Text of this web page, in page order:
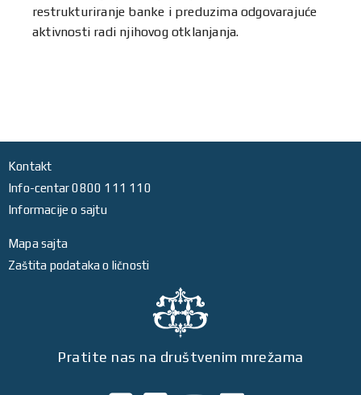
restrukturiranje banke i preduzima odgovarajuće
aktivnosti radi njihovog otklanjanja.
Kontakt
Info-centar 0800 111 110
Informacije o sajtu
Mapa sajta
Zaštita podataka o ličnosti
Pratite nas na društvenim mrežama